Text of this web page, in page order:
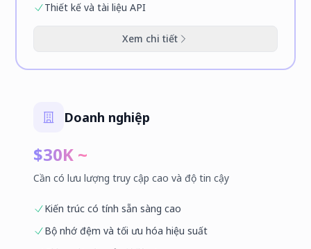
Thiết kế và tài liệu API
Xem chi tiết
Doanh nghiệp
$30K ~
Cần có lưu lượng truy cập cao và độ tin cậy
Kiến trúc có tính sẵn sàng cao
Bộ nhớ đệm và tối ưu hóa hiệu suất